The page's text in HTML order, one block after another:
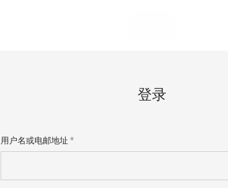
登录
用户名或电邮地址 *必
填
邮箱地址 *